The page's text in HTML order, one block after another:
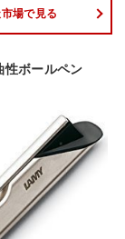
場で見る
ボールペン